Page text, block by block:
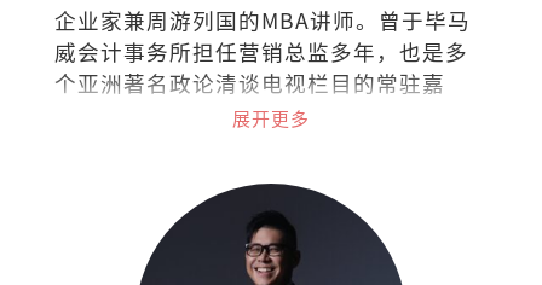
企业家兼周游列国的MBA讲师。曾于毕马
威会计事务所担任营销总监多年，也是多
个亚洲著名政论清谈电视栏目的常驻嘉
宾，常探讨经济、商业、政治热门课题与
展开更多